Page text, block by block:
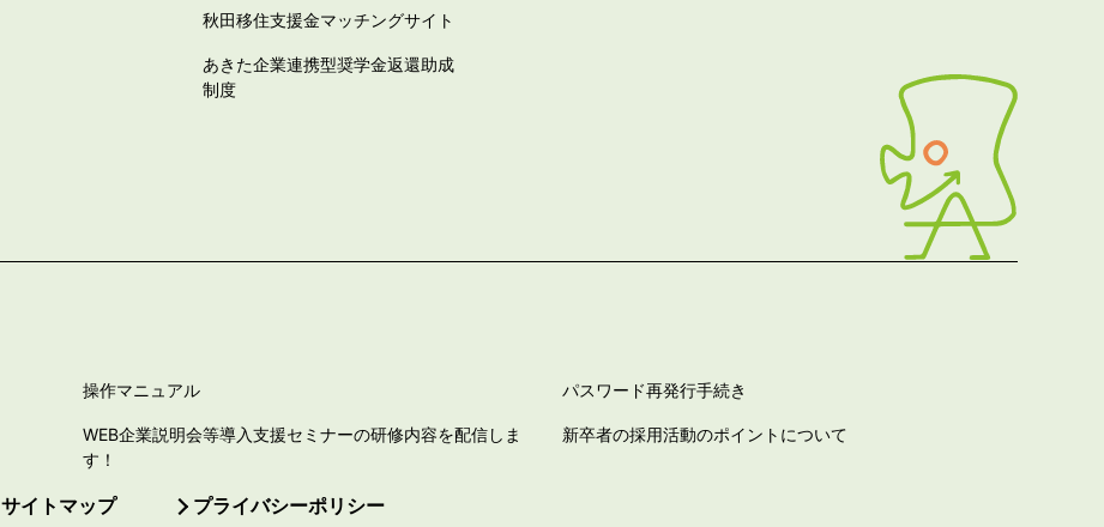
秋田移住支援金マッチングサイト
あきた企業連携型奨学金返還助成
制度
操作マニュアル パスワード再発行手続き
WEB企業説明会等導入支援セミナーの研修内容を配信しま
す！
新卒者の採用活動のポイントについて
サイトマップ プライバシーポリシー